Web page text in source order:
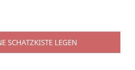
SCHATZKISTE LEGEN